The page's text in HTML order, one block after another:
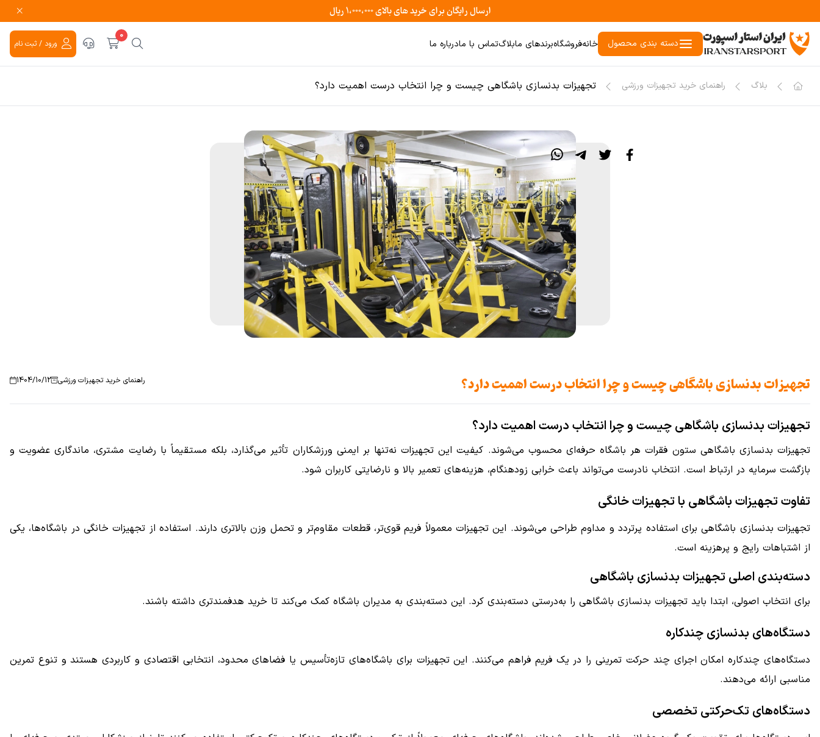
ارسال رایگان برای خرید های بالای ۱،۰۰۰،۰۰۰ ریال
دسته بندی محصول خانهفروشگاهبرندهای مابلاگتماس با مادرباره ما
0
ورود / ثبت نام
بلاگ راهنمای خرید تجهیزات ورزشی تجهیزات بدنسازی باشگاهی چیست و چرا انتخاب درست اهمیت دارد؟
تجهیزات بدنسازی باشگاهی چیست و چرا انتخاب درست اهمیت دارد؟ راهنمای خرید تجهیزات ورزشی 1404/10/12
تجهیزات بدنسازی باشگاهی چیست و چرا انتخاب درست اهمیت دارد؟
تجهیزات بدنسازی باشگاهی ستون فقرات هر باشگاه حرفه‌ای محسوب می‌شوند. کیفیت این تجهیزات نه‌تنها بر ایمنی ورزشکاران تأثیر می‌گذارد، بلکه مستقیماً با رضایت مشتری، ماندگاری عضویت و
بازگشت سرمایه در ارتباط است. انتخاب نادرست می‌تواند باعث خرابی زودهنگام، هزینه‌های تعمیر بالا و نارضایتی کاربران شود.
تفاوت تجهیزات باشگاهی با تجهیزات خانگی
تجهیزات بدنسازی باشگاهی برای استفاده پرتردد و مداوم طراحی می‌شوند. این تجهیزات معمولاً فریم قوی‌تر، قطعات مقاوم‌تر و تحمل وزن بالاتری دارند. استفاده از تجهیزات خانگی در باشگاه‌ها، یکی
از اشتباهات رایج و پرهزینه است.
دسته‌بندی اصلی تجهیزات بدنسازی باشگاهی
برای انتخاب اصولی، ابتدا باید تجهیزات بدنسازی باشگاهی را به‌درستی دسته‌بندی کرد. این دسته‌بندی به مدیران باشگاه کمک می‌کند تا خرید هدفمندتری داشته باشند.
دستگاه‌های بدنسازی چندکاره
دستگاه‌های چندکاره امکان اجرای چند حرکت تمرینی را در یک فریم فراهم می‌کنند. این تجهیزات برای باشگاه‌های تازه‌تأسیس یا فضاهای محدود، انتخابی اقتصادی و کاربردی هستند و تنوع تمرین
مناسبی ارائه می‌دهند.
دستگاه‌های تک‌حرکتی تخصصی